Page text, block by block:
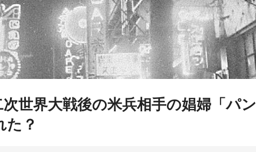
世界大戦後の米兵相手の娼婦「パン
た？